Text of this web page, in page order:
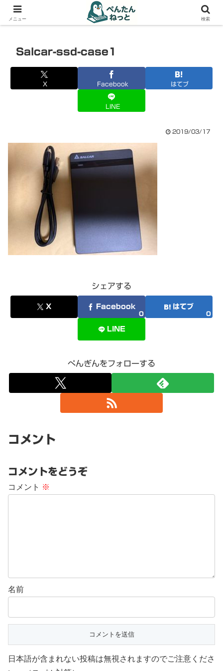
PCやガジェットの備忘録
Salcar-ssd-case1
X Facebook はてブ
LINE
2019/03/17
シェアする
X Facebook
0
はてブ
0
LINE
ぺんぎんをフォローする
コメント
コメントをどうぞ
コメント ※
名前
日本語が含まれない投稿は無視されますのでご注意くださ
メニュー 検索